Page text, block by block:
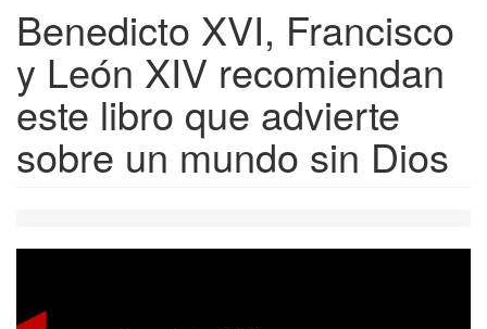
Benedicto XVI, Francisco
y León XIV recomiendan
este libro que advierte
sobre un mundo sin Dios